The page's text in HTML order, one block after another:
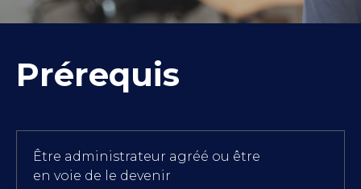
Prérequis
Être administrateur agréé ou être
en voie de le devenir